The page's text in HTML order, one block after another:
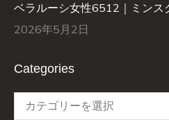
ベラルーシ女性6512｜ミンス
2026年5月2日
Categories
Categories